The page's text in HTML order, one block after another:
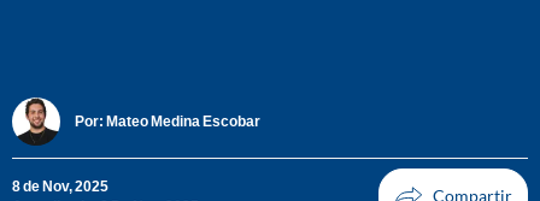
Por: Mateo Medina Escobar
8 de Nov, 2025